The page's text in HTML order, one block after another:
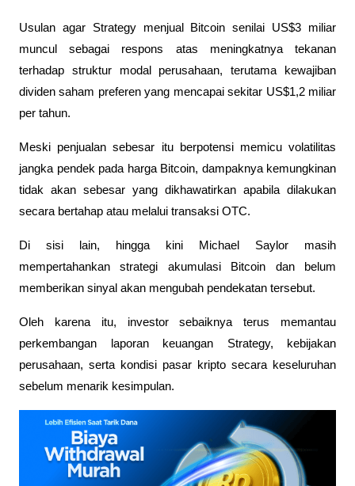
Usulan agar Strategy menjual Bitcoin senilai US$3 miliar
muncul sebagai respons atas meningkatnya tekanan
terhadap struktur modal perusahaan, terutama kewajiban
dividen saham preferen yang mencapai sekitar US$1,2 miliar
per tahun.
Meski penjualan sebesar itu berpotensi memicu volatilitas
jangka pendek pada harga Bitcoin, dampaknya kemungkinan
tidak akan sebesar yang dikhawatirkan apabila dilakukan
secara bertahap atau melalui transaksi OTC.
Di sisi lain, hingga kini Michael Saylor masih
mempertahankan strategi akumulasi Bitcoin dan belum
memberikan sinyal akan mengubah pendekatan tersebut.
Oleh karena itu, investor sebaiknya terus memantau
perkembangan laporan keuangan Strategy, kebijakan
perusahaan, serta kondisi pasar kripto secara keseluruhan
sebelum menarik kesimpulan.